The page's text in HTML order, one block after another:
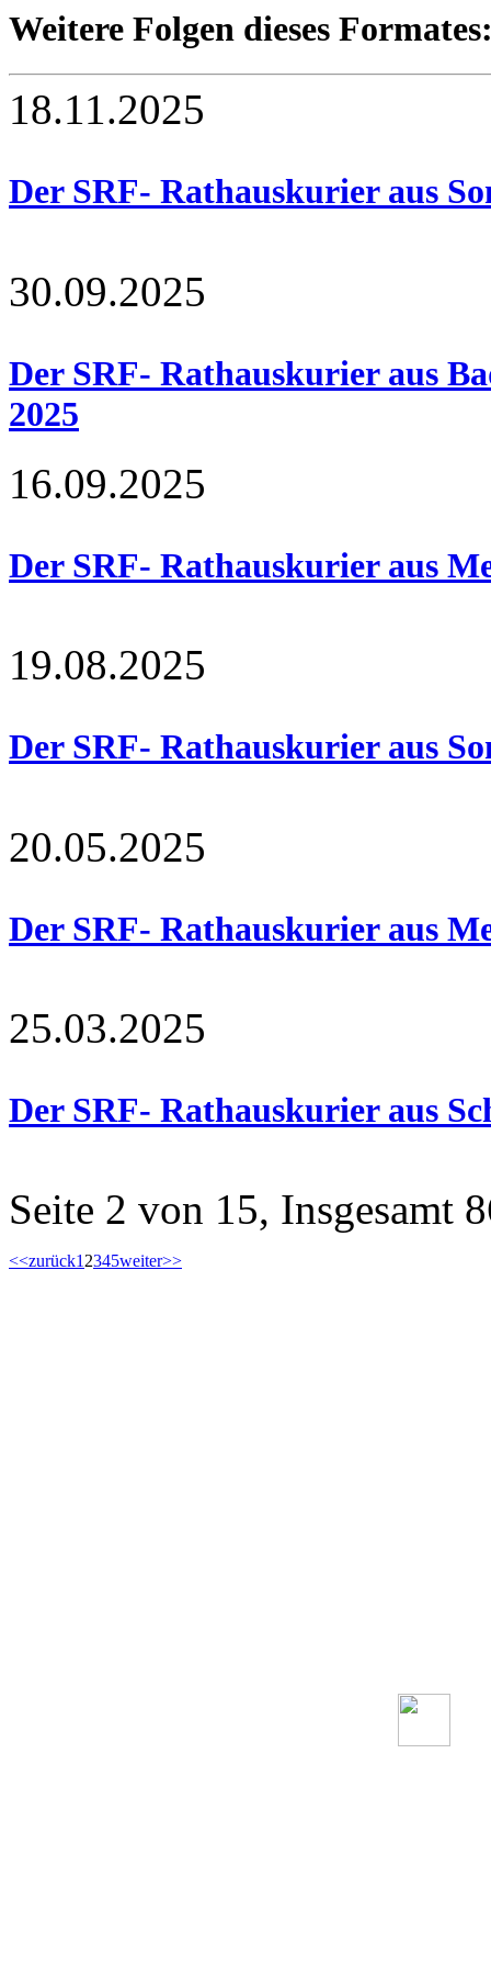
Weitere Folgen dieses
18.11.2025
Der SRF- Rathauskurier aus
30.09.2025
Der SRF- Rathauskurier aus
2025
16.09.2025
Der SRF- Rathauskurier aus
19.08.2025
Der SRF- Rathauskurier aus
20.05.2025
Der SRF- Rathauskurier aus
25.03.2025
Der SRF- Rathauskurier aus
Seite 2 von 15, Insgesamt
<<zurück1 2345weiter>>